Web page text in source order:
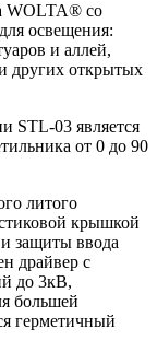
WOLTA® со
освещения:
и аллей,
других открытых
STL-03 является
от 0 до 90
литого
крышкой
защиты ввода
драйвер с
до 3кВ,
большей
герметичный